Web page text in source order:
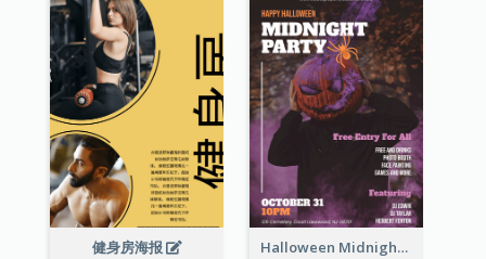
健身房海报 Halloween Midnight Party Poster